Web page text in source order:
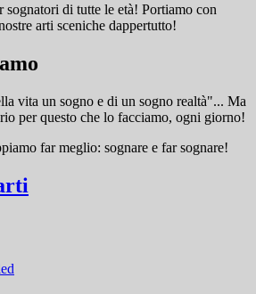
sognatori di tutte le età! Portiamo con
arti sceniche dappertutto!
vita un sogno e di un sogno realtà"... Ma
per questo che lo facciamo, ogni giorno!
far meglio: sognare e far sognare!